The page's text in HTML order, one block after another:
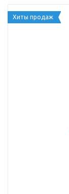
Хиты продаж